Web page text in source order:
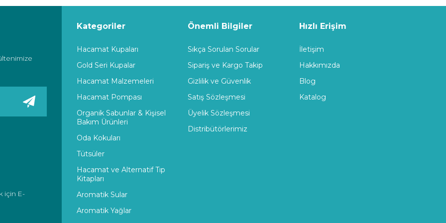
için E-
Kategoriler
Hacamat Kupaları
Gold Seri Kupalar
Hacamat Malzemeleri
Hacamat Pompası
Organik Sabunlar & Kişisel
Bakım Ürünleri
Oda Kokuları
Tütsüler
Hacamat ve Alternatif Tıp
Kitapları
Aromatik Sular
Aromatik Yağlar
Önemli Bilgiler
Sıkça Sorulan Sorular
Sipariş ve Kargo Takip
Gizlilik ve Güvenlik
Satış Sözleşmesi
Üyelik Sözleşmesi
Distribütörlerimiz
Hızlı Erişim
İletişim
Hakkımızda
Blog
Katalog